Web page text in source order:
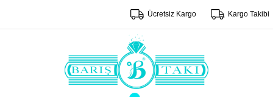
Ücretsiz Kargo Kargo Takibi